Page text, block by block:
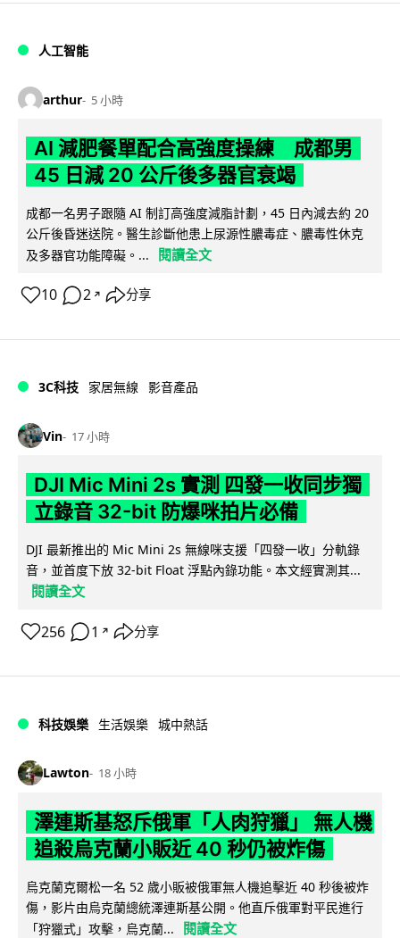
人工智能
arthur 5 小時
AI 減肥餐單配合高強度操練 成都男
45 日減 20 公斤後多器官衰竭
成都一名男子跟隨 AI 制訂高強度減脂計劃，45 日內減去約 20
公斤後昏迷送院。醫生診斷他患上尿源性膿毒症、膿毒性休克
及多器官功能障礙。...
閱讀全文
10 2 ↗ 分享
3C科技 家居無線 影音產品
Vin 17 小時
DJI Mic Mini 2s 實測 四發一收同步獨
立錄音 32-bit 防爆咪拍片必備
DJI 最新推出的 Mic Mini 2s 無線咪支援「四發一收」分軌錄
音，並首度下放 32-bit Float 浮點內錄功能。本文經實測其...
閱讀全文
256 1 ↗ 分享
科技娛樂 生活娛樂 城中熱話
Lawton 18 小時
澤連斯基怒斥俄軍「人肉狩獵」 無人機
追殺烏克蘭小販近 40 秒仍被炸傷
烏克蘭克爾松一名 52 歲小販被俄軍無人機追擊近 40 秒後被炸
傷，影片由烏克蘭總統澤連斯基公開。他直斥俄軍對平民進行
「狩獵式」攻擊，烏克蘭...
閱讀全文